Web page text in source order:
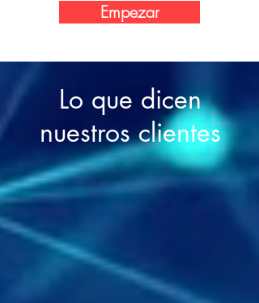
Empezar
Lo que dicen
nuestros clientes